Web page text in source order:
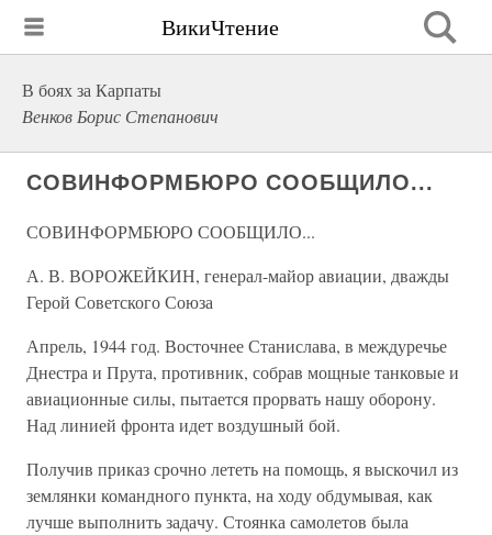
ВикиЧтение
В боях за Карпаты
Венков Борис Степанович
СОВИНФОРМБЮРО СООБЩИЛО...
СОВИНФОРМБЮРО СООБЩИЛО...
А. В. ВОРОЖЕЙКИН, генерал-майор авиации, дважды
Герой Советского Союза
Апрель, 1944 год. Восточнее Станислава, в междуречье
Днестра и Прута, противник, собрав мощные танковые и
авиационные силы, пытается прорвать нашу оборону.
Над линией фронта идет воздуш­ный бой.
Получив приказ срочно лететь на помощь, я выскочил из
землянки командного пункта, на ходу обдумывая, как
лучше выполнить зада­чу. Стоянка самолетов была